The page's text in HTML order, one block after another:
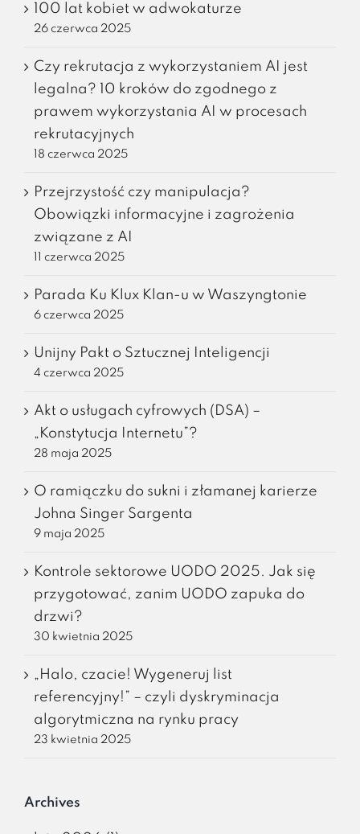
100 lat kobiet w adwokaturze
26 czerwca 2025
Czy rekrutacja z wykorzystaniem AI jest
legalna? 10 kroków do zgodnego z
prawem wykorzystania AI w procesach
rekrutacyjnych
18 czerwca 2025
Przejrzystość czy manipulacja?
Obowiązki informacyjne i zagrożenia
związane z AI
11 czerwca 2025
Parada Ku Klux Klan-u w Waszyngtonie
6 czerwca 2025
Unijny Pakt o Sztucznej Inteligencji
4 czerwca 2025
Akt o usługach cyfrowych (DSA) –
„Konstytucja Internetu”?
28 maja 2025
O ramiączku do sukni i złamanej karierze
Johna Singer Sargenta
9 maja 2025
Kontrole sektorowe UODO 2025. Jak się
przygotować, zanim UODO zapuka do
drzwi?
30 kwietnia 2025
„Halo, czacie! Wygeneruj list
referencyjny!” – czyli dyskryminacja
algorytmiczna na rynku pracy
23 kwietnia 2025
Archives